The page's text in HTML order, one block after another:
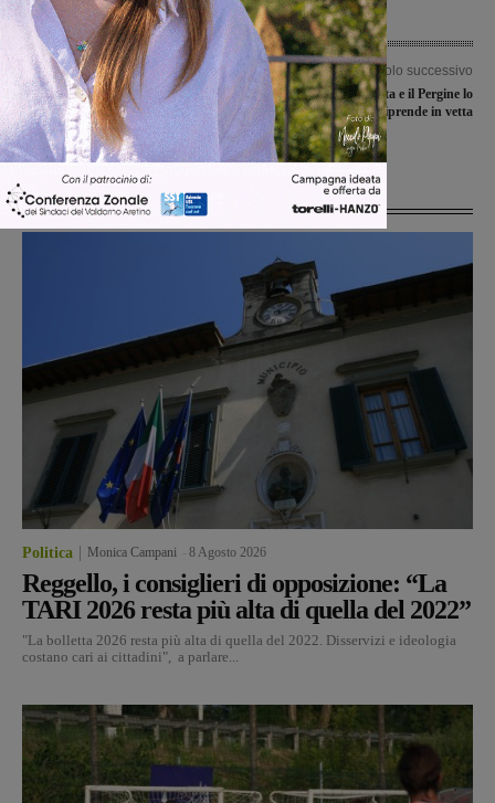
Articolo precedente
Rifiuti abbandonati ai cassonetti di
Piazza dei Martiri della Libertà: dopo
l’ispezione scattano le multe
Articolo successivo
Il San Clemente rallenta e il Pergine lo
riprende in vetta
Ultime Notizie
Politica Monica Campani 8 Agosto 2026
Reggello, i consiglieri di opposizione: “La
TARI 2026 resta più alta di quella del 2022”
"La bolletta 2026 resta più alta di quella del 2022. Disservizi e ideologia
costano cari ai cittadini", a parlare...